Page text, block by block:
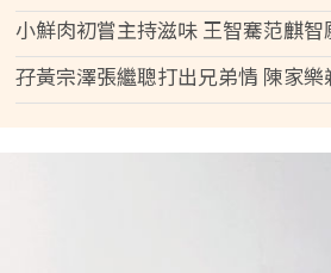
小鮮肉初嘗主持滋味 王智騫范麒智
孖黃宗澤張繼聰打出兄弟情 陳家